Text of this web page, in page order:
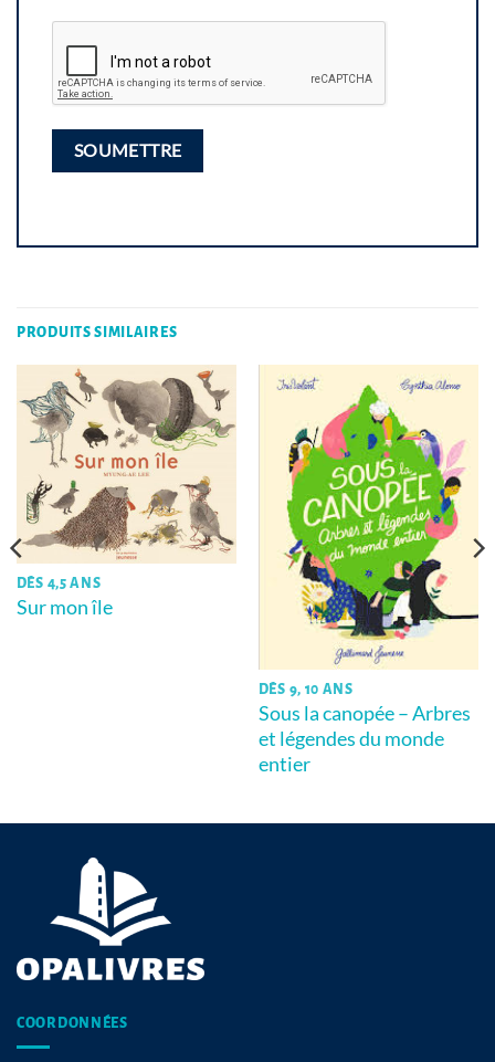
PRODUITS SIMILAIRES
DÈS 4,5 ANS
Sur mon île
DÈS 9, 10 ANS
Sous la canopée – Arbres
et légendes du monde
entier
COORDONNÉES